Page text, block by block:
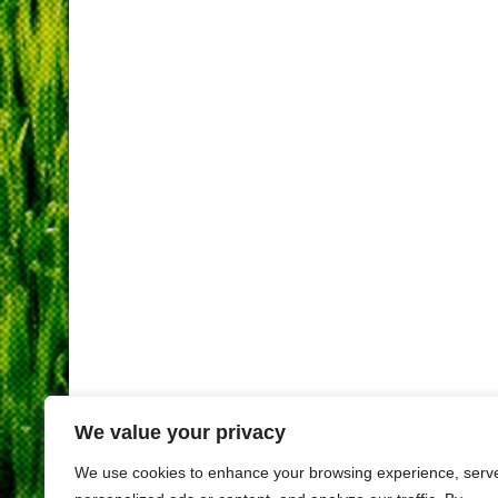
We value your privacy
We use cookies to enhance your browsing experience,